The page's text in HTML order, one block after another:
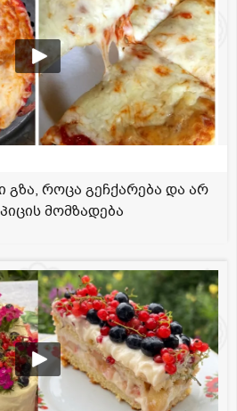
გზა, როცა გეჩქარება და არ
მომზადება